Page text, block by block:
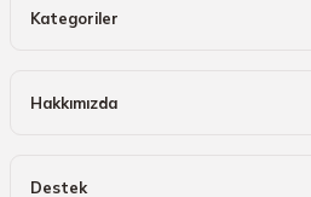
Kategoriler
Hakkımızda
Destek